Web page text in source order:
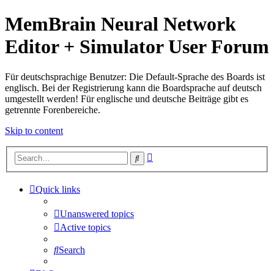
MemBrain Neural Network
Editor + Simulator User Forum
Für deutschsprachige Benutzer: Die Default-Sprache des Boards ist
englisch. Bei der Registrierung kann die Boardsprache auf deutsch
umgestellt werden! Für englische und deutsche Beiträge gibt es
getrennte Forenbereiche.
Skip to content
Search
Quick links
Unanswered topics
Active topics
Search